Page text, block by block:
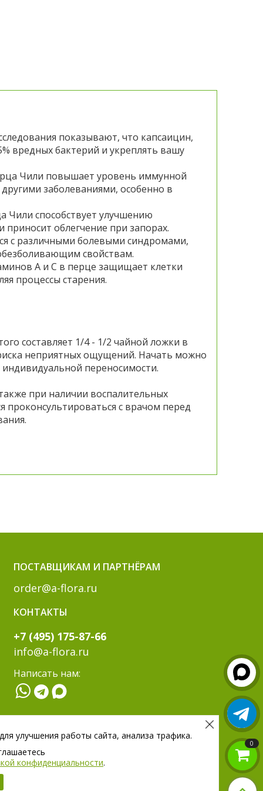
показывают, что капсаицин,
вредных бактерий и укреплять вашу
Чили повышает уровень иммунной
заболеваниями, особенно в
Чили способствует улучшению
облегчение при запорах.
с различными болевыми синдромами,
свойствам.
A и C в перце защищает клетки
процессы старения.
составляет 1/4 - 1/2 чайной ложки в
неприятных ощущений. Начать можно
переносимости.
при наличии воспалительных
проконсультироваться с врачом перед
ПОСТАВЩИКАМ И ПАРТНЁРАМ
order@a-flora.ru
КОНТАКТЫ
+7 (495) 175-87-66
info@a-flora.ru
Написать нам:
0
улучшения работы сайта, анализа трафика.
конфиденциальности.